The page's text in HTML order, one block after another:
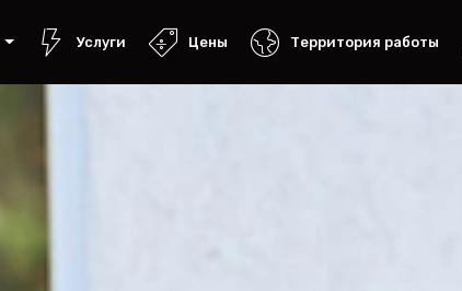
Услуги Цены Территория работы